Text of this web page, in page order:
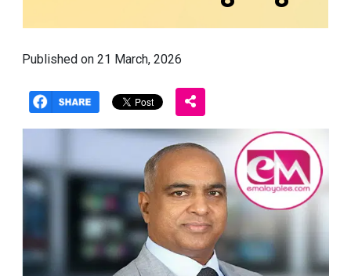
Published on 21 March, 2026